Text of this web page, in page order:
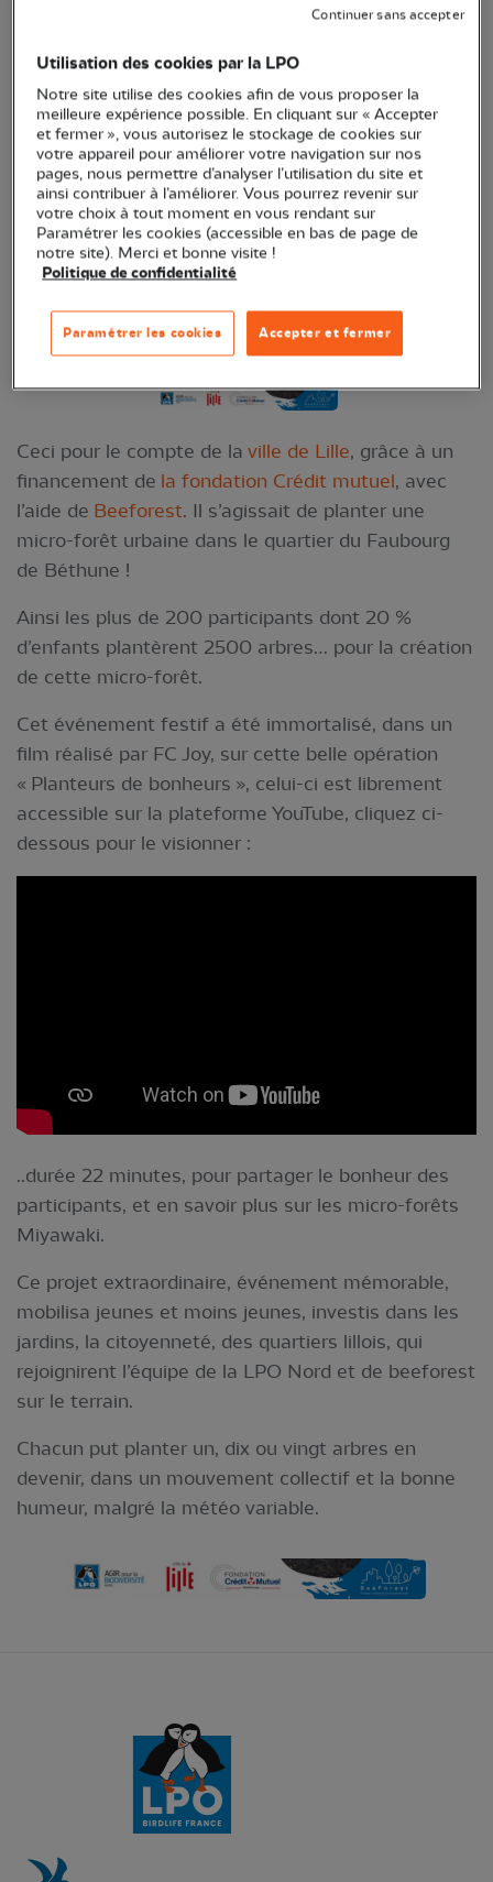
l’opération « Planteurs de bonheurs » action
participative de plantation d’une micro-forêt type
Ceci pour le compte de la ville de Lille, grâce à un
financement de la fondation Crédit mutuel, avec
l’aide de Beeforest. Il s’agissait de planter une
micro-forêt urbaine dans le quartier du Faubourg
de Béthune !
Ainsi les plus de 200 participants dont 20 %
d’enfants plantèrent 2500 arbres… pour la création
de cette micro-forêt.
Cet événement festif a été immortalisé, dans un
film réalisé par FC Joy, sur cette belle opération
« Planteurs de bonheurs », celui-ci est librement
accessible sur la plateforme YouTube, cliquez ci-
dessous pour le visionner :
..durée 22 minutes, pour partager le bonheur des
participants, et en savoir plus sur les micro-forêts
Miyawaki.
Ce projet extraordinaire, événement mémorable,
mobilisa jeunes et moins jeunes, investis dans les
jardins, la citoyenneté, des quartiers lillois, qui
rejoignirent l’équipe de la LPO Nord et de beeforest
sur le terrain.
Chacun put planter un, dix ou vingt arbres en
devenir, dans un mouvement collectif et la bonne
humeur, malgré la météo variable.
Utilisation des cookies par la LPO
Notre site utilise des cookies afin de vous proposer la
meilleure expérience possible. En cliquant sur « Accepter
et fermer », vous autorisez le stockage de cookies sur
votre appareil pour améliorer votre navigation sur nos
pages, nous permettre d’analyser l’utilisation du site et
ainsi contribuer à l’améliorer. Vous pourrez revenir sur
votre choix à tout moment en vous rendant sur
Paramétrer les cookies (accessible en bas de page de
notre site). Merci et bonne visite !
Politique de confidentialité
Accepter et fermer
Paramétrer les cookies
Continuer sans accepter